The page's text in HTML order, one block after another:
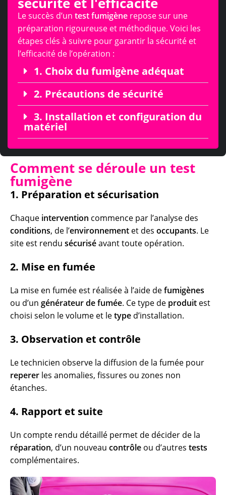
Le succès d’un test fumigène repose sur une
préparation rigoureuse et méthodique. Voici les
étapes clés à suivre pour garantir la sécurité et
l’efficacité de l’opération :
1. Choix du fumigène adéquat
2. Précautions de sécurité
3. Installation et configuration du
matériel
Comment se déroule un test
fumigène
1. Préparation et sécurisation
Chaque intervention commence par l’analyse des
conditions, de l’environnement et des occupants. Le
site est rendu sécuriséavant toute opération.
2. Mise en fumée
La mise en fumée est réalisée à l’aide defumigènes
ou d’un générateur de fumée. Ce type de produit est
choisi selon le volume et letype d’installation.
3. Observation et contrôle
Le technicien observe la diffusion de la fumée pour
reperer les anomalies, fissures ou zones non
étanches.
4. Rapport et suite
Un compte rendu détaillé permet de décider de la
réparation, d’un nouveau contrôle ou d’autres tests
complémentaires.